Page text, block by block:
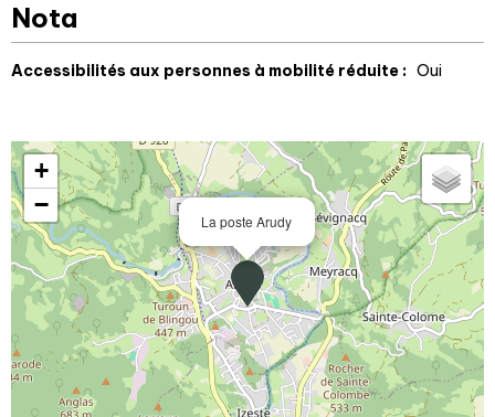
Nota
Accessibilités aux personnes à mobilité réduite : Oui
La poste Arudy
+
−